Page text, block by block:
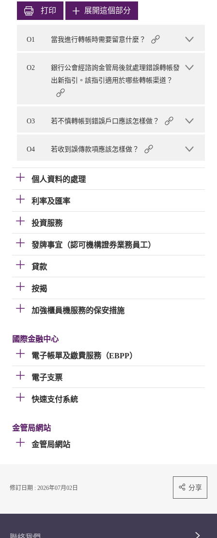
打印 展開這個部分
O1 當我進行轉帳時需要留意什麼？
O2
銀行公會經諮詢金管局後就處理錯誤轉帳發
出新指引。該指引適用於哪些轉帳渠道？
O3 若不慎轉帳到錯誤戶口應該怎樣做？
O4 若收到誤傳款項應該怎樣做？
個人資料的處理
利率及匯率
投資服務
發牌事宜（認可機構證券業務員工）
貸款
按揭
加強櫃員機服務的保安措施
國際金融中心
電子帳單及繳費服務（EBPP）
電子支票
快速支付系統
金管局網站
金管局網站
修訂日期 : 2026年07月02日 分享